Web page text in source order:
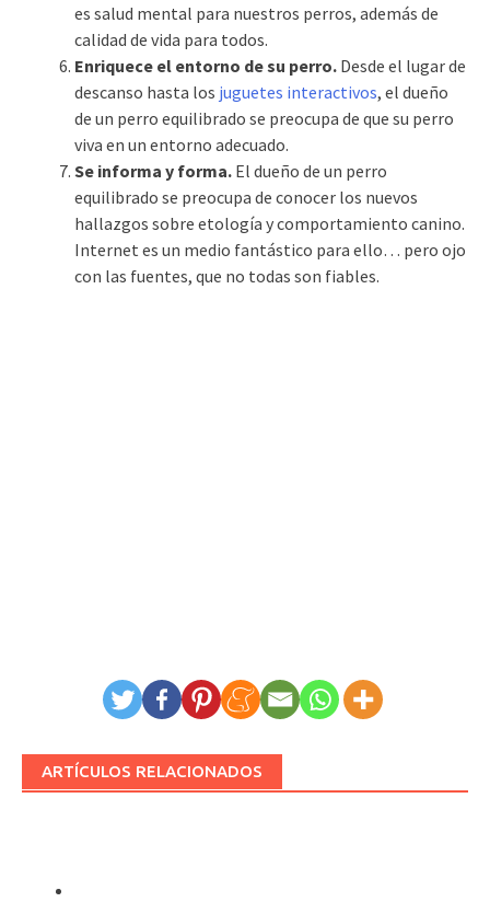
es salud mental para nuestros perros, además de
calidad de vida para todos.
Enriquece el entorno de su perro. Desde el lugar de
descanso hasta los juguetes interactivos, el dueño
de un perro equilibrado se preocupa de que su perro
viva en un entorno adecuado.
Se informa y forma. El dueño de un perro
equilibrado se preocupa de conocer los nuevos
hallazgos sobre etología y comportamiento canino.
Internet es un medio fantástico para ello… pero ojo
con las fuentes, que no todas son fiables.
ARTÍCULOS RELACIONADOS